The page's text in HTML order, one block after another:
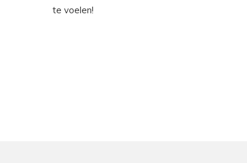
te voelen!